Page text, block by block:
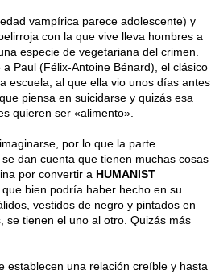
vampírica parece adolescente) y
con la que vive lleva hombres a
especie de vegetariana del crimen.
Paul (Félix-Antoine Bénard), el clásico
escuela, al que ella vio unos días antes
piensa en suicidarse y quizás esa
quieren ser «alimento».
por lo que la parte
dan cuenta que tienen muchas cosas
por convertir a HUMANIST
bien podría haber hecho en su
vestidos de negro y pintados en
tienen el uno al otro. Quizás más
establecen una relación creíble y hasta